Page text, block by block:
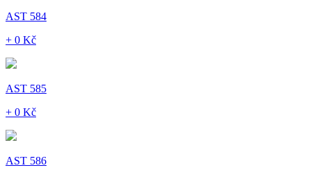
AST 584
+ 0 Kč
AST 585
+ 0 Kč
AST 586